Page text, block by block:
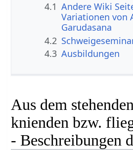
4.1 Andere Wiki
Variationen von
Garudasana
4.2
4.3 Ausbildungen
Aus dem
knienden bzw.
- Beschreibungen